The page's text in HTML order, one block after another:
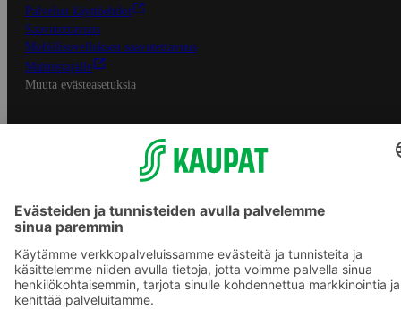
Palvelun käyttöehdot
Saavutettavuus
Mobiilisovelluksen saavutettavuus
Mainostajalle
Muuta evästeasetuksia
S-ryhmän palvelut
S-ryhmä
Asiakasomistajuus
S-ostoslista -sovellus
Prisma.fi
Sokos.fi